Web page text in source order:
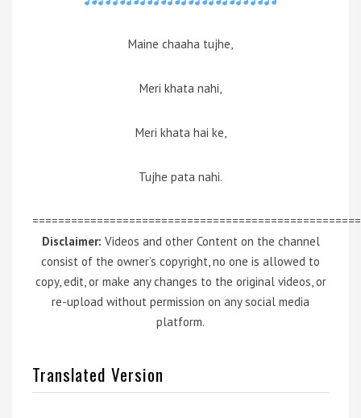
Maine chaaha tujhe,
Meri khata nahi,
Meri khata hai ke,
Tujhe pata nahi.
Disclaimer: Videos and other Content on the channel
consist of the owner’s copyright, no one is allowed to
copy, edit, or make any changes to the original videos, or
re-upload without permission on any social media
platform.
Translated Version